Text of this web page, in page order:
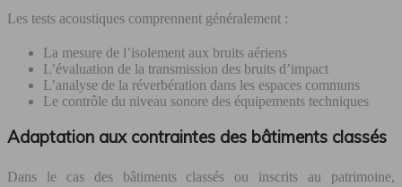
Les tests acoustiques comprennent généralement :
La mesure de l’isolement aux bruits aériens
L’évaluation de la transmission des bruits d’impact
L’analyse de la réverbération dans les espaces communs
Le contrôle du niveau sonore des équipements techniques
Adaptation aux contraintes des bâtiments classés
Dans le cas des bâtiments classés ou inscrits au patrimoine,